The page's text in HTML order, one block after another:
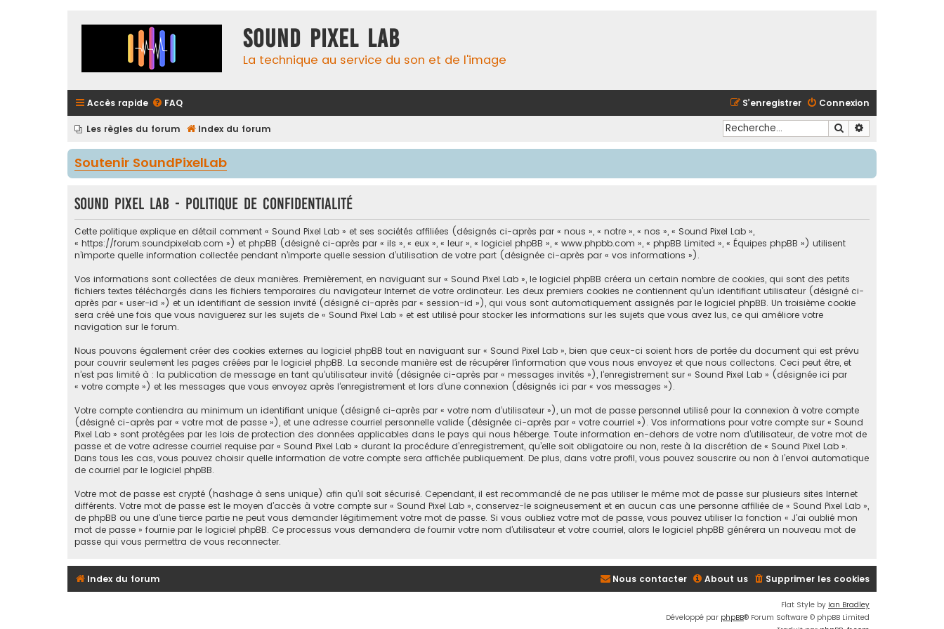
Sound Pixel Lab
La technique au service du son et de l'image
Accès rapide FAQ Connexion
S’enregistrer
Les règles du forum Index du forum Rechercher
Soutenir SoundPixelLab
Sound Pixel Lab - Politique de confidentialité
Cette politique explique en détail comment « Sound Pixel Lab » et ses sociétés affiliées (désignés ci-après par « nous », « notre », « nos », « Sound Pixel Lab »,
« https://forum.soundpixelab.com ») et phpBB (désigné ci-après par « ils », « eux », « leur », « logiciel phpBB », « www.phpbb.com », « phpBB Limited », « Équipes phpBB ») utilisent
n’importe quelle information collectée pendant n’importe quelle session d’utilisation de votre part (désignée ci-après par « vos informations »).
Vos informations sont collectées de deux manières. Premièrement, en naviguant sur « Sound Pixel Lab », le logiciel phpBB créera un certain nombre de cookies, qui sont des petits
fichiers textes téléchargés dans les fichiers temporaires du navigateur Internet de votre ordinateur. Les deux premiers cookies ne contiennent qu’un identifiant utilisateur (désigné ci-
après par « user-id ») et un identifiant de session invité (désigné ci-après par « session-id »), qui vous sont automatiquement assignés par le logiciel phpBB. Un troisième cookie
sera créé une fois que vous naviguerez sur les sujets de « Sound Pixel Lab » et est utilisé pour stocker les informations sur les sujets que vous avez lus, ce qui améliore votre
navigation sur le forum.
Nous pouvons également créer des cookies externes au logiciel phpBB tout en naviguant sur « Sound Pixel Lab », bien que ceux-ci soient hors de portée du document qui est prévu
pour couvrir seulement les pages créées par le logiciel phpBB. La seconde manière est de récupérer l’information que vous nous envoyez et que nous collectons. Ceci peut être, et
n’est pas limité à : la publication de message en tant qu’utilisateur invité (désignée ci-après par « messages invités »), l’enregistrement sur « Sound Pixel Lab » (désignée ici par
« votre compte ») et les messages que vous envoyez après l’enregistrement et lors d’une connexion (désignés ici par « vos messages »).
Votre compte contiendra au minimum un identifiant unique (désigné ci-après par « votre nom d’utilisateur »), un mot de passe personnel utilisé pour la connexion à votre compte
(désigné ci-après par « votre mot de passe »), et une adresse courriel personnelle valide (désignée ci-après par « votre courriel »). Vos informations pour votre compte sur « Sound
Pixel Lab » sont protégées par les lois de protection des données applicables dans le pays qui nous héberge. Toute information en-dehors de votre nom d’utilisateur, de votre mot de
passe et de votre adresse courriel requise par « Sound Pixel Lab » durant la procédure d’enregistrement, qu’elle soit obligatoire ou non, reste à la discrétion de « Sound Pixel Lab ».
Dans tous les cas, vous pouvez choisir quelle information de votre compte sera affichée publiquement. De plus, dans votre profil, vous pouvez souscrire ou non à l’envoi automatique
de courriel par le logiciel phpBB.
Votre mot de passe est crypté (hashage à sens unique) afin qu’il soit sécurisé. Cependant, il est recommandé de ne pas utiliser le même mot de passe sur plusieurs sites Internet
différents. Votre mot de passe est le moyen d’accès à votre compte sur « Sound Pixel Lab », conservez-le soigneusement et en aucun cas une personne affiliée de « Sound Pixel Lab »,
de phpBB ou une d’une tierce partie ne peut vous demander légitimement votre mot de passe. Si vous oubliez votre mot de passe, vous pouvez utiliser la fonction « J’ai oublié mon
mot de passe » fournie par le logiciel phpBB. Ce processus vous demandera de fournir votre nom d’utilisateur et votre courriel, alors le logiciel phpBB générera un nouveau mot de
passe qui vous permettra de vous reconnecter.
Index du forum Supprimer les cookies
About us
Nous contacter
Flat Style by Ian Bradley
Développé par phpBB® Forum Software © phpBB Limited